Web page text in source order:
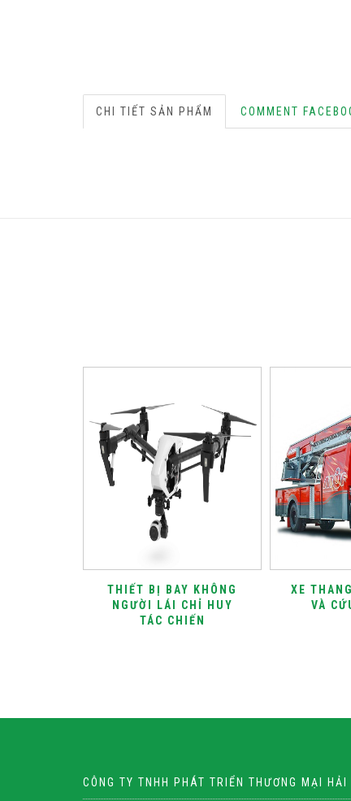
CHI TIẾT SẢN PHẨM COMMENT
THIẾT BỊ BAY KHÔNG
NGƯỜI LÁI CHỈ HUY
TÁC CHIẾN
XE
VÀ
CÔNG TY TNHH PHÁT TRIỂN THƯƠNG MẠI HẢI